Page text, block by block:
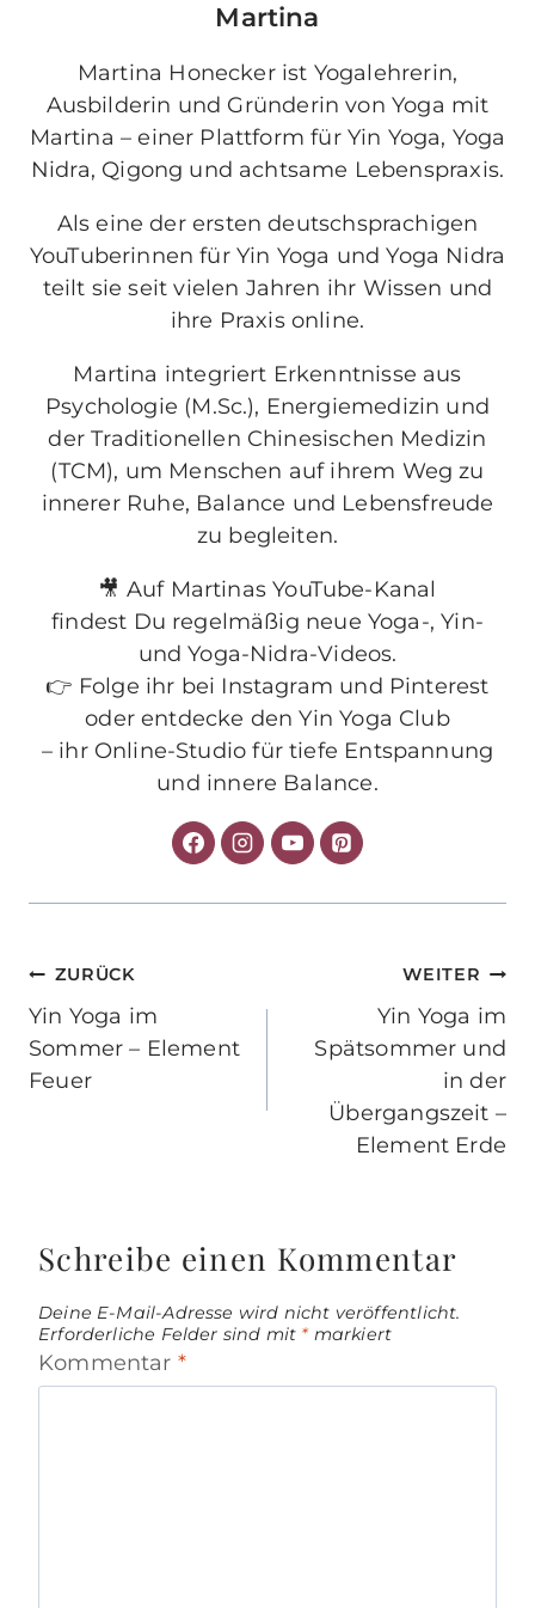
Martina
Martina Honecker ist Yogalehrerin,
Ausbilderin und Gründerin von Yoga mit
Martina – einer Plattform für Yin Yoga, Yoga
Nidra, Qigong und achtsame Lebenspraxis.
Als eine der ersten deutschsprachigen
YouTuberinnen für Yin Yoga und Yoga Nidra
teilt sie seit vielen Jahren ihr Wissen und
ihre Praxis online.
Martina integriert Erkenntnisse aus
Psychologie (M.Sc.), Energiemedizin und
der Traditionellen Chinesischen Medizin
(TCM), um Menschen auf ihrem Weg zu
innerer Ruhe, Balance und Lebensfreude
zu begleiten.
🎥 Auf Martinas YouTube-Kanal
findest Du regelmäßig neue Yoga-, Yin-
und Yoga-Nidra-Videos.
👉 Folge ihr bei Instagram und Pinterest
oder entdecke den Yin Yoga Club
– ihr Online-Studio für tiefe Entspannung
und innere Balance.
Beitragsnavigation
ZURÜCK
Yin Yoga im
Sommer – Element
Feuer
WEITER
Yin Yoga im
Spätsommer und
in der
Übergangszeit –
Element Erde
Schreibe einen Kommentar
Deine E-Mail-Adresse wird nicht veröffentlicht.
Erforderliche Felder sind mit *markiert
Kommentar *